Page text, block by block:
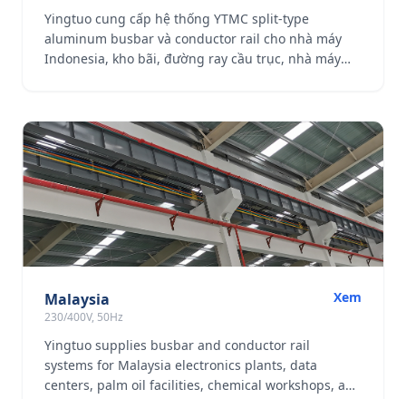
Yingtuo cung cấp hệ thống YTMC split-type
aluminum busbar và conductor rail cho nhà máy
Indonesia, kho bãi, đường ray cầu trục, nhà máy
Malaysia
230/400V, 50Hz
Xem
Yingtuo supplies busbar and conductor rail
systems for Malaysia electronics plants, data
centers, palm oil facilities, chemical workshops, and